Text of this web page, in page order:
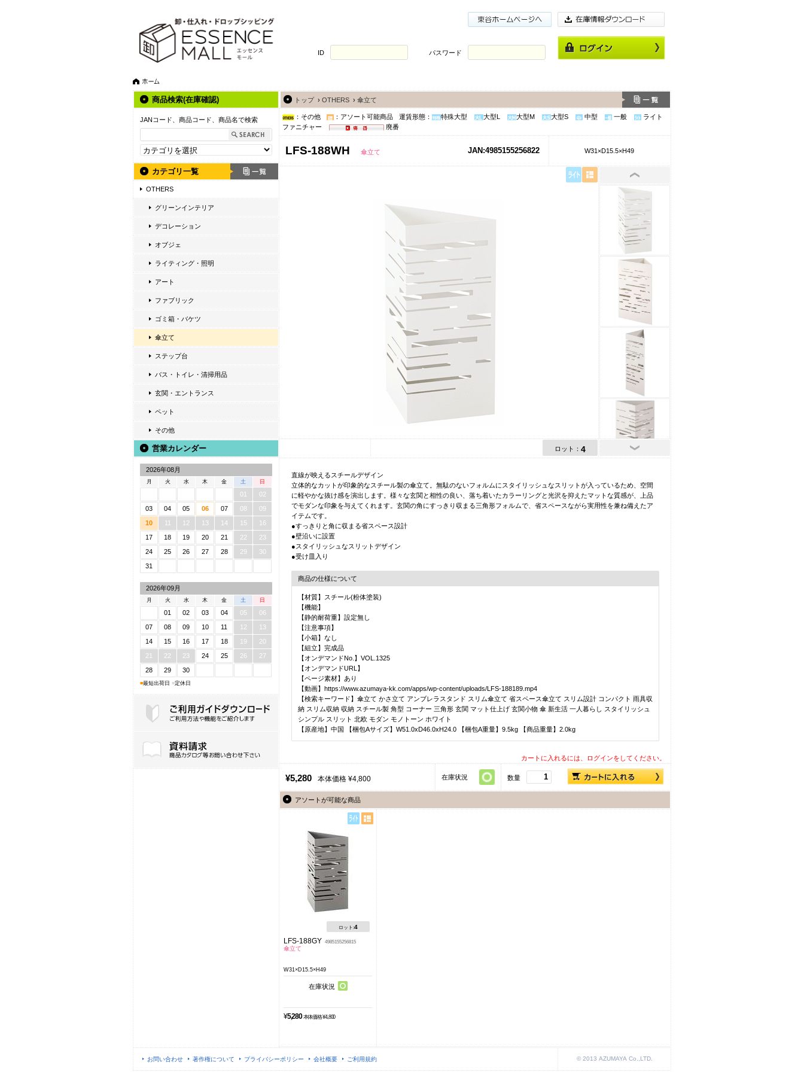
ID パスワード
商品検索(在庫確認)
JANコード、商品コード、商品名で検索
カテゴリ一覧
OTHERS
グリーンインテリア
デコレーション
オブジェ
ライティング・照明
アート
ファブリック
ゴミ箱・バケツ
傘立て
ステップ台
バス・トイレ・清掃用品
玄関・エントランス
ペット
その他
営業カレンダー
2026年08月
月 火 水 木 金 土 日
01
02
03
04 05 06 07 08
09
10
11 12 13 14 15
16
17
18 19 20 21 22
23
24
25 26 27 28 29
30
31
2026年09月
月 火 水 木 金 土 日
01 02 03 04 05
06
07
08 09 10 11 12
13
14
15 16 17 18 19
20
21
22 23 24 25 26
27
28
29 30
■最短出荷日 ■定休日
トップ› OTHERS › 傘立て
：その他 ：アソート可能商品 運賃形態： 特殊大型 大型L 大型M 大型S 中型 一般
ライト
ファニチャー
廃番
LFS-188WH 傘立て JAN:4985155256822 W31×D15.5×H49
ロット： 4
直線が映えるスチールデザイン
立体的なカットが印象的なスチール製の傘立て。無駄のないフォルムにスタイリッシュなスリットが入っているため、空間
に軽やかな抜け感を演出します。様々な玄関と相性の良い、落ち着いたカラーリングと光沢を抑えたマットな質感が、上品
でモダンな印象を与えてくれます。玄関の角にすっきり収まる三角形フォルムで、省スペースながら実用性を兼ね備えたア
イテムです。
●すっきりと角に収まる省スペース設計
●壁沿いに設置
●スタイリッシュなスリットデザイン
●受け皿入り
商品の仕様について
【材質】スチール(粉体塗装)
【機能】
【静的耐荷重】設定無し
【注意事項】
【小箱】なし
【組立】完成品
【オンデマンドNo.】VOL.1325
【オンデマンドURL】
【ページ素材】あり
【動画】https://www.azumaya-kk.com/apps/wp-content/uploads/LFS-188189.mp4
【検索キーワード】傘立て かさ立て アンブレラスタンド スリム傘立て 省スペース傘立て スリム設計 コンパクト 雨具収
納 スリム収納 収納 スチール製 角型 コーナー 三角形 玄関 マット仕上げ 玄関小物 傘 新生活 一人暮らし スタイリッシュ
シンプル スリット 北欧 モダン モノトーン ホワイト
【原産地】中国 【梱包Aサイズ】W51.0xD46.0xH24.0 【梱包A重量】9.5kg 【商品重量】2.0kg
カートに入れるには、ログインをしてください。
¥5,280 本体価格 ¥4,800 在庫状況 数量
アソートが可能な商品
ロット:4
LFS-188GY 4985155256815
傘立て
W31×D15.5×H49
在庫状況
¥5,280 本体価格 ¥4,800
お問い合わせ 著作権について プライバシーポリシー 会社概要 ご利用規約 © 2013 AZUMAYA Co.,LTD.